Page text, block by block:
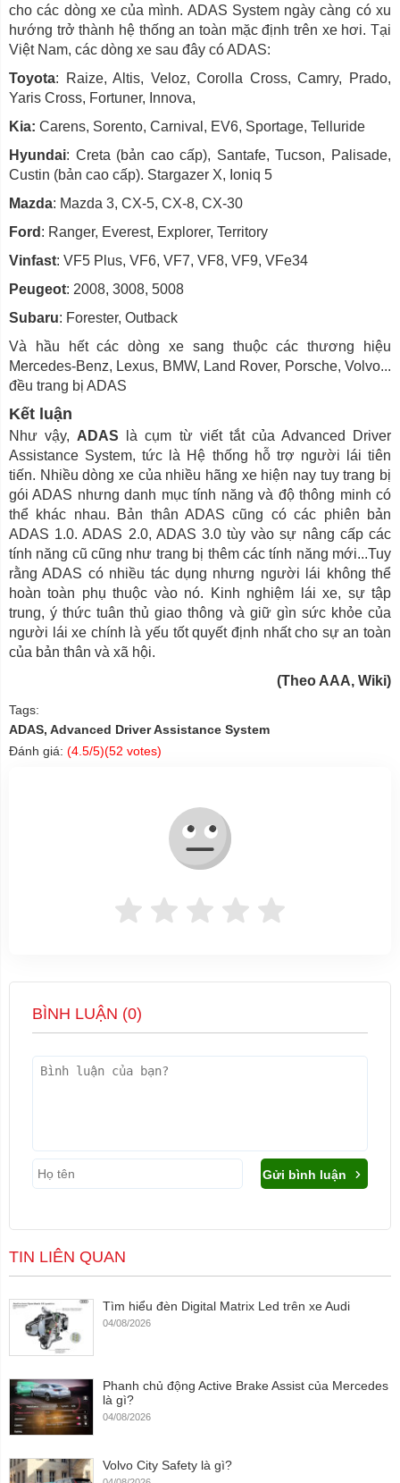
cho các dòng xe của mình. ADAS System ngày càng có xu
hướng trở thành hệ thống an toàn mặc định trên xe hơi. Tại
Việt Nam, các dòng xe sau đây có ADAS:
Toyota: Raize, Altis, Veloz, Corolla Cross, Camry, Prado,
Yaris Cross, Fortuner, Innova,
Kia: Carens, Sorento, Carnival, EV6, Sportage, Telluride
Hyundai: Creta (bản cao cấp), Santafe, Tucson, Palisade,
Custin (bản cao cấp). Stargazer X, Ioniq 5
Mazda: Mazda 3, CX-5, CX-8, CX-30
Ford : Ranger, Everest, Explorer, Territory
Vinfast: VF5 Plus, VF6, VF7, VF8, VF9, VFe34
Peugeot: 2008, 3008, 5008
Subaru: Forester, Outback
Và hầu hết các dòng xe sang thuộc các thương hiệu
Mercedes-Benz, Lexus, BMW, Land Rover, Porsche, Volvo...
đều trang bị ADAS
Kết luận
Như vậy, ADAS là cụm từ viết tắt của Advanced Driver
Assistance System, tức là Hệ thống hỗ trợ người lái tiên
tiến. Nhiều dòng xe của nhiều hãng xe hiện nay tuy trang bị
gói ADAS nhưng danh mục tính năng và độ thông minh có
thể khác nhau. Bản thân ADAS cũng có các phiên bản
ADAS 1.0. ADAS 2.0, ADAS 3.0 tùy vào sự nâng cấp các
tính năng cũ cũng như trang bị thêm các tính năng mới...Tuy
rằng ADAS có nhiều tác dụng nhưng người lái không thể
hoàn toàn phụ thuộc vào nó. Kinh nghiệm lái xe, sự tập
trung, ý thức tuân thủ giao thông và giữ gìn sức khỏe của
người lái xe chính là yếu tốt quyết định nhất cho sự an toàn
của bản thân và xã hội.
(Theo AAA, Wiki)
Tags:
ADAS, Advanced Driver Assistance System
Đánh giá: (4.5/5)(52 votes)
BÌNH LUẬN (0)
Gửi bình luận
TIN LIÊN QUAN
Tìm hiểu đèn Digital Matrix Led trên xe Audi
04/08/2026
Phanh chủ động Active Brake Assist của Mercedes
là gì?
04/08/2026
Volvo City Safety là gì?